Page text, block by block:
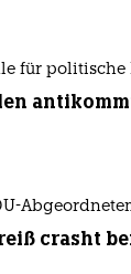
für
crasht